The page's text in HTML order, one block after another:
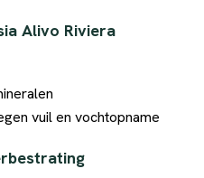
Alivo Riviera
vuil en vochtopname